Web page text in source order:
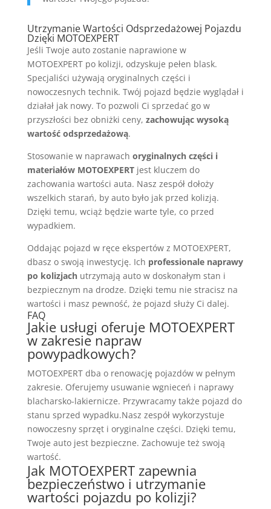
Utrzymanie Wartości Odsprzedażowej Pojazdu
Dzięki MOTOEXPERT
Jeśli Twoje auto zostanie naprawione w
MOTOEXPERT po kolizji, odzyskuje pełen blask.
Specjaliści używają oryginalnych części i
nowoczesnych technik. Twój pojazd będzie wyglądał i
działał jak nowy. To pozwoli Ci sprzedać go w
przyszłości bez obniżki ceny, zachowując wysoką
wartość odsprzedażową.
Stosowanie w naprawach oryginalnych części i
materiałów MOTOEXPERTjest kluczem do
zachowania wartości auta. Nasz zespół dołoży
wszelkich starań, by auto było jak przed kolizją.
Dzięki temu, wciąż będzie warte tyle, co przed
wypadkiem.
Oddając pojazd w ręce ekspertów z MOTOEXPERT,
dbasz o swoją inwestycję. Ich professionale naprawy
po kolizjachutrzymają auto w doskonałym stan i
bezpiecznym na drodze. Dzięki temu nie stracisz na
wartości i masz pewność, że pojazd służy Ci dalej.
FAQ
Jakie usługi oferuje MOTOEXPERT
w zakresie napraw
powypadkowych?
MOTOEXPERT dba o renowację pojazdów w pełnym
zakresie. Oferujemy usuwanie wgnieceń i naprawy
blacharsko-lakiernicze. Przywracamy także pojazd do
stanu sprzed wypadku.Nasz zespół wykorzystuje
nowoczesny sprzęt i oryginalne części. Dzięki temu,
Twoje auto jest bezpieczne. Zachowuje też swoją
wartość.
Jak MOTOEXPERT zapewnia
bezpieczeństwo i utrzymanie
wartości pojazdu po kolizji?